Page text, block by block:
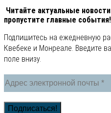
Читайте актуальные
пропустите главные события!
Подпишитесь на ежедневную
Квебеке и Монреале. Введите
поле внизу.